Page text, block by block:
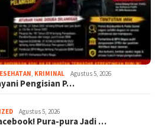
, KRIMINAL Agustus 5, 2026
Pengisian P…
Agustus 5, 2026
Pura-pura Jadi …